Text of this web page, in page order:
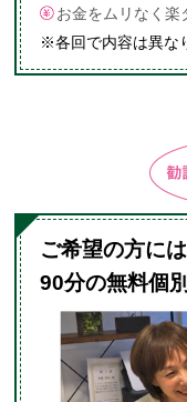
お金をムリなく楽
※各回で内容は異な
ご希望の方には
90分の無料個